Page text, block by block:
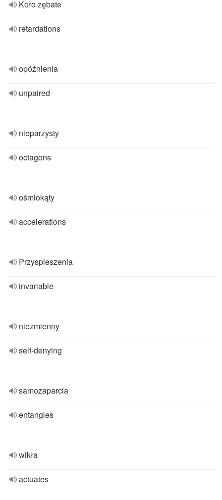
Koło zębate
retardations
opóźnienia
unpaired
nieparzysty
octagons
ośmiokąty
accelerations
Przyspieszenia
invariable
niezmienny
self-denying
samozaparcia
entangles
wikła
actuates